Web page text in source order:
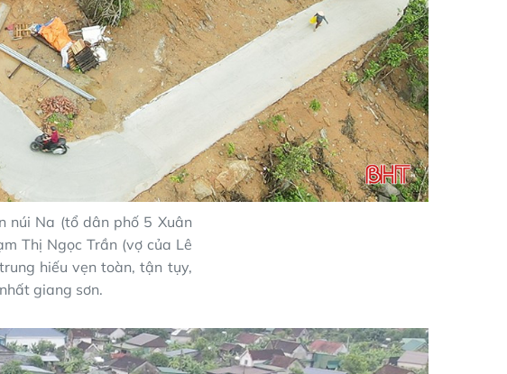
núi Na (tổ dân phố 5 Xuân
Thị Ngọc Trần (vợ của Lê
hiếu vẹn toàn, tận tụy,
giang sơn.